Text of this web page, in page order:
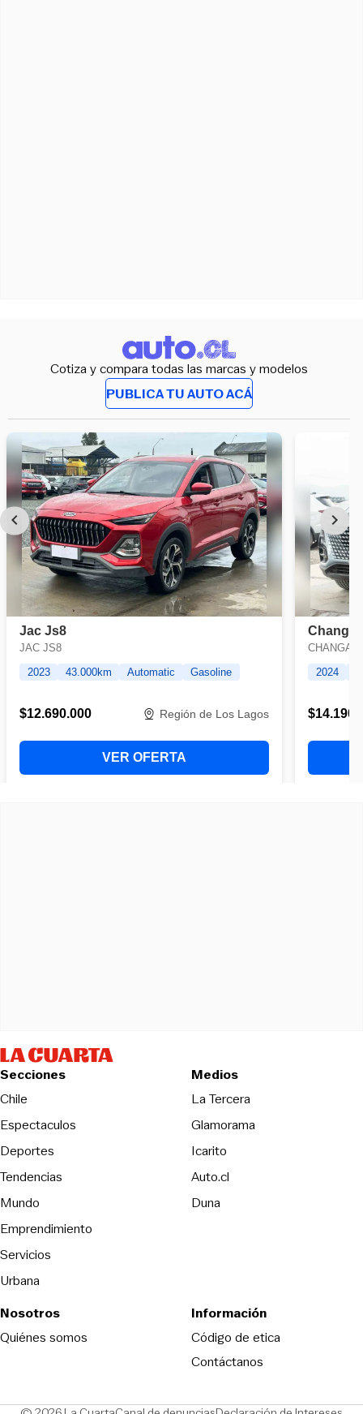
Cotiza y compara todas las marcas y modelos
PUBLICA TU AUTO ACÁ
Secciones
Chile
Espectaculos
Deportes
Tendencias
Mundo
Emprendimiento
Servicios
Urbana
Medios
La TerceraOpens in new
Glamorama
Icarito
Auto.cl
DunaOpens in new window
Nosotros
Quiénes somos
Información
Código de eticaOpens in new
Contáctanos